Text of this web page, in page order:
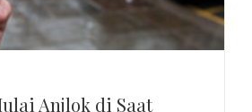
Anjlok di Saat